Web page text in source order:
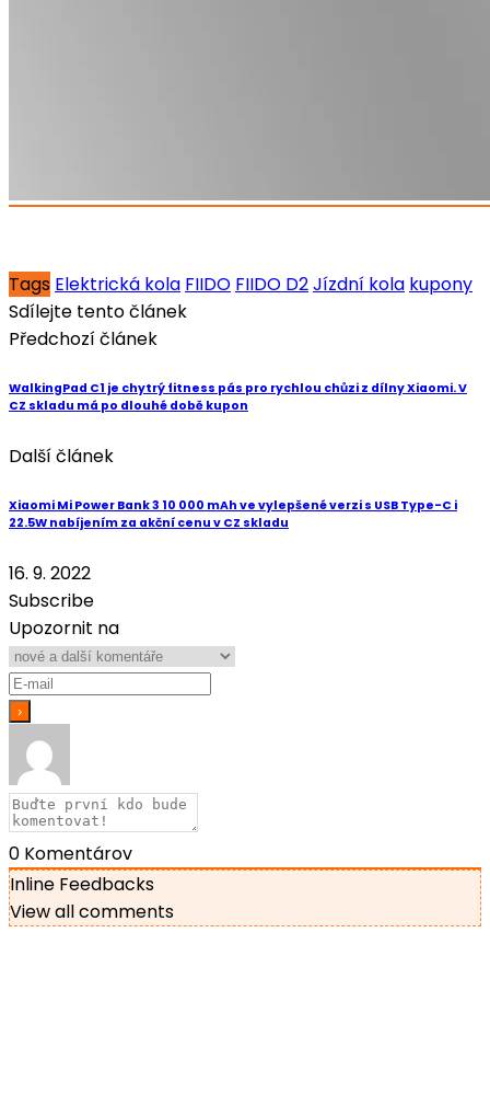
Tags Elektrická kola FIIDO FIIDO D2Jízdní kola kupony
Sdílejte tento článek
Předchozí článek
WalkingPad C1 je chytrý fitness pás pro rychlou chůzi z dílny Xiaomi. V
CZ skladu má po dlouhé době kupon
Další článek
Xiaomi Mi Power Bank 3 10 000 mAh ve vylepšené verzi s USB Type-C i
22.5W nabíjením za akční cenu v CZ skladu
16. 9. 2022
Subscribe
Upozornit na
0 Komentárov
Inline Feedbacks
View all comments